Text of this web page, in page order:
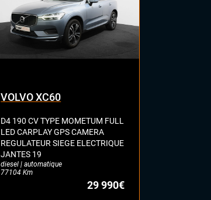
VOLVO XC60
D4 190 CV TYPE MOMETUM FULL
LED CARPLAY GPS CAMERA
REGULATEUR SIEGE ELECTRIQUE
JANTES 19
diesel | automatique
77104 Km
29 990€